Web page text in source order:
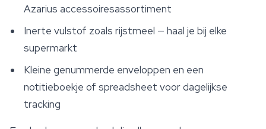
Azarius accessoiresassortiment
Inerte vulstof zoals rijstmeel — haal je bij elke
supermarkt
Kleine genummerde enveloppen en een
notitieboekje of spreadsheet voor dagelijkse
tracking